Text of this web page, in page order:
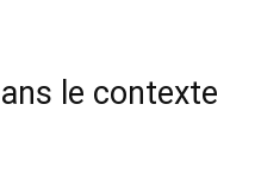
le contexte